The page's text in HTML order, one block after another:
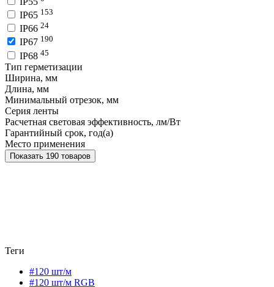
IP65 153
IP66 24
IP67 190
IP68 45
Тип герметизации
Ширина, мм
Длина, мм
Минимальный отрезок, мм
Серия ленты
Расчетная световая эффективность, лм/Вт
Гарантийный срок, год(а)
Место применения
Показать 190 товаров
Теги
#120 шт/м
#120 шт/м RGB